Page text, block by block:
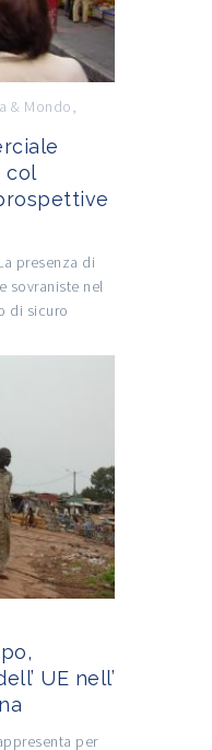
& Mondo,
col
presenza di
sovraniste nel
di sicuro
UE nell’
per